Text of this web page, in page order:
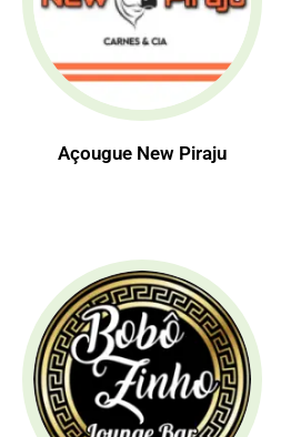
Açougue New Piraju